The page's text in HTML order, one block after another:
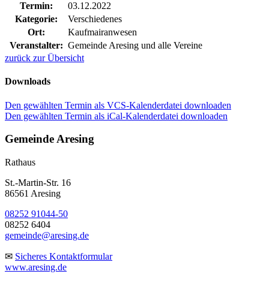
Termin:
03.12.2022
Kategorie:
Verschiedenes
Ort:
Kaufmairanwesen
Veranstalter: Gemeinde Aresing und alle Vereine
zurück zur Übersicht
Downloads
Den gewählten Termin als VCS-Kalenderdatei downloaden
Den gewählten Termin als iCal-Kalenderdatei downloaden
Gemeinde Aresing
Rathaus
St.-Martin-Str. 16
86561 Aresing
08252 91044-50
08252 6404
gemeinde@aresing.de
✉ Sicheres Kontaktformular
www.aresing.de